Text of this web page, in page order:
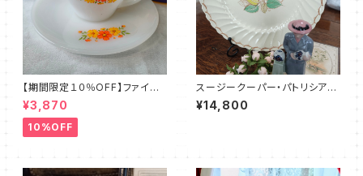
【期間限定１０％OFF】ファイア
ーキング・フラワー・カップ＆ソー
サー（FKFW0002）
¥3,870
10%OFF
スージークーパー・パトリシアロ
ーズ・プレート（リボン＆スパイラ
ル）SCPA0091
¥14,800